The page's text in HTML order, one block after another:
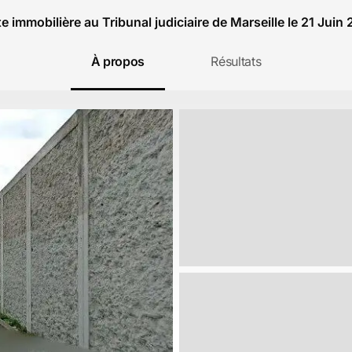
immobilière au Tribunal judiciaire de Marseille le 21 Juin
À propos Résultats